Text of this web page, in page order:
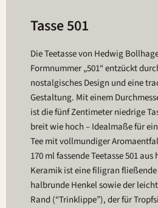
Tasse 501
Die Teetasse von Hedwig
Formnummer „501“ entzückt
nostalgisches Design und eine
Gestaltung. Mit einem
ist die fünf Zentimeter niedrige
breit wie hoch – Idealmaße für
Tee mit vollmundiger
170 ml fassende Teetasse 501
Keramik ist eine filigran
halbrunde Henkel sowie der
Rand (“Trinklippe”), der für